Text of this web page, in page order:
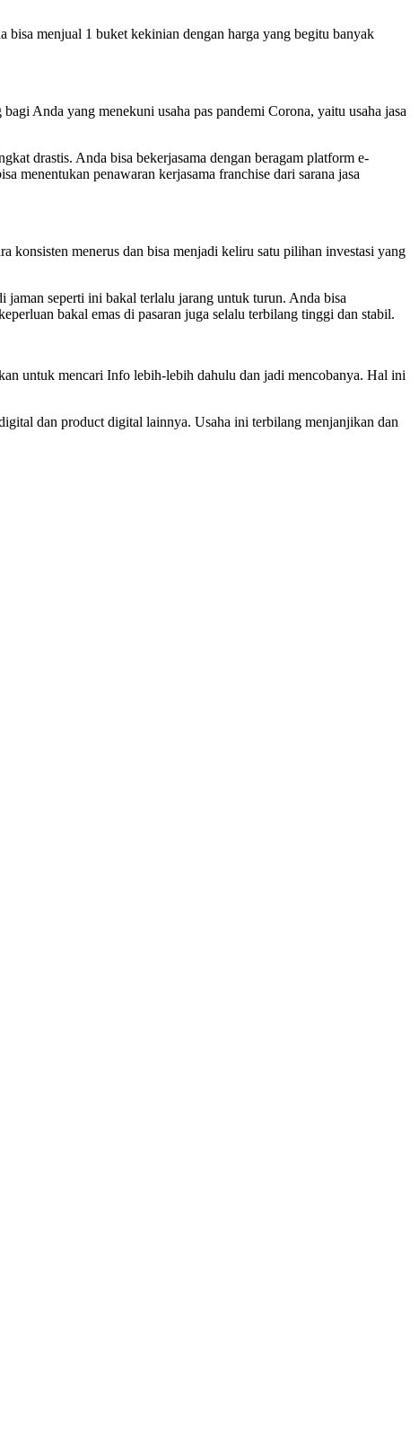
bisa menjual 1 buket kekinian dengan harga yang begitu banyak
Anda yang menekuni usaha pas pandemi Corona, yaitu usaha jasa
drastis. Anda bisa bekerjasama dengan beragam platform e-
menentukan penawaran kerjasama franchise dari sarana jasa
konsisten menerus dan bisa menjadi keliru satu pilihan investasi yang
jaman seperti ini bakal terlalu jarang untuk turun. Anda bisa
bakal emas di pasaran juga selalu terbilang tinggi dan stabil.
untuk mencari Info lebih-lebih dahulu dan jadi mencobanya. Hal ini
dan product digital lainnya. Usaha ini terbilang menjanjikan dan